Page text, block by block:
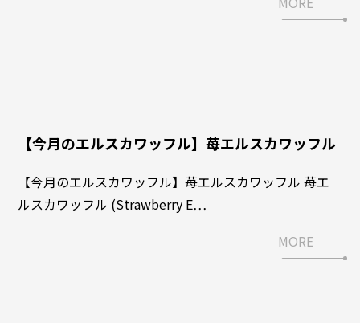
【今月のエルスカワッフル】苺エルスカワッフル
【今月のエルスカワッフル】苺エルスカワッフル 苺エ
ルスカワッフル (Strawberry E…
MORE